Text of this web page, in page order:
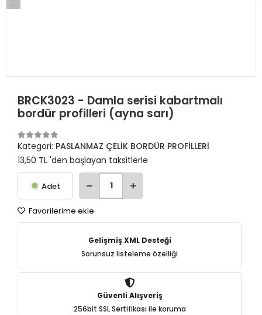
BRCK3023 - Damla serisi kabartmalı
bordür profilleri (ayna sarı)
Kategori: PASLANMAZ ÇELİK BORDÜR PROFİLLERİ
13,50 TL 'den başlayan taksitlerle
Adet
Favorilerime ekle
Gelişmiş XML Desteği
Sorunsuz listeleme özelliği
Güvenli Alışveriş
256bit SSL Sertifikası ile koruma